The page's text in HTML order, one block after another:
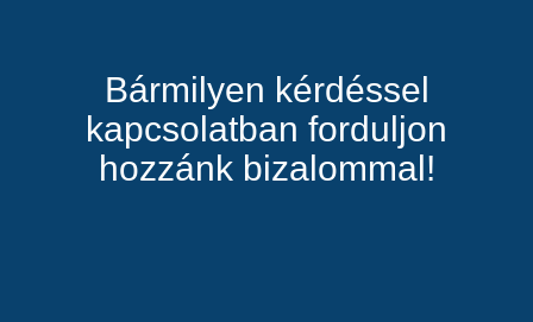
Bármilyen kérdéssel
kapcsolatban forduljon
hozzánk bizalommal!